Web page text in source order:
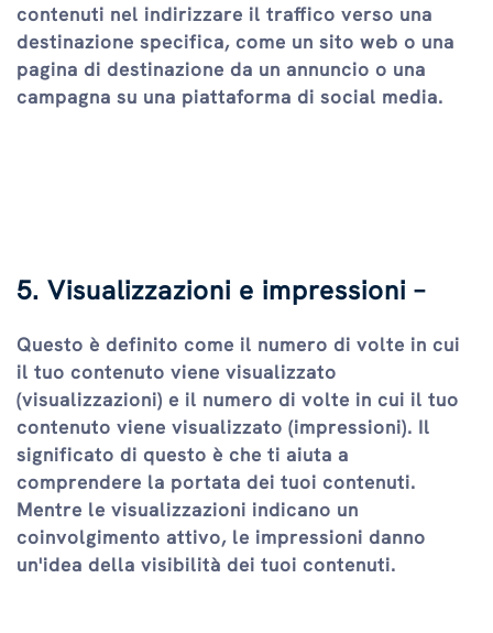
contenuti nel indirizzare il traffico verso una
destinazione specifica, come un sito web o una
pagina di destinazione da un annuncio o una
campagna su una piattaforma di social media.
5. Visualizzazioni e impressioni –
Questo è definito come il numero di volte in cui
il tuo contenuto viene visualizzato
(visualizzazioni) e il numero di volte in cui il tuo
contenuto viene visualizzato (impressioni). Il
significato di questo è che ti aiuta a
comprendere la portata dei tuoi contenuti.
Mentre le visualizzazioni indicano un
coinvolgimento attivo, le impressioni danno
un'idea della visibilità dei tuoi contenuti.